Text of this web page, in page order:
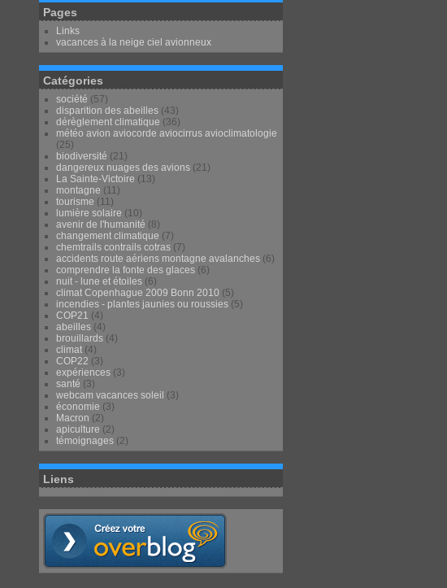
Pages
Links
vacances à la neige ciel avionneux
Catégories
société (57)
disparition des abeilles (43)
dérèglement climatique (36)
météo avion aviocorde aviocirrus avioclimatologie
(25)
biodiversité (21)
dangereux nuages des avions (21)
La Sainte-Victoire (13)
montagne (11)
tourisme (11)
lumière solaire (10)
avenir de l'humanité (8)
changement climatique (7)
chemtrails contrails cotras (7)
accidents route aériens montagne avalanches (6)
comprendre la fonte des glaces (6)
nuit - lune et étoiles (6)
climat Copenhague 2009 Bonn 2010 (5)
incendies - plantes jaunies ou roussies (5)
COP21 (4)
abeilles (4)
brouillards (4)
climat (4)
COP22 (3)
expériences (3)
santé (3)
webcam vacances soleil (3)
économie (3)
Macron (2)
apiculture (2)
témoignages (2)
Liens